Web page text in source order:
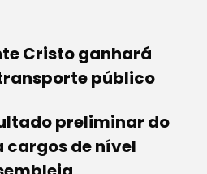
Cristo ganhará
público
preliminar do
cargos de nível